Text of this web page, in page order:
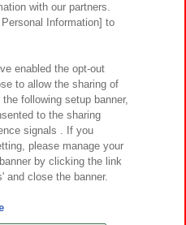
アクセシビリティ方針と検証結果
よくあるご質問・お問い合わせ
Amusement Inc.
Lab Inc.
with our partners.
Information] to
enabled the opt-out
to allow the sharing of
following setup banner,
to the sharing
signals . If you
please manage your
by clicking the link
and close the banner.